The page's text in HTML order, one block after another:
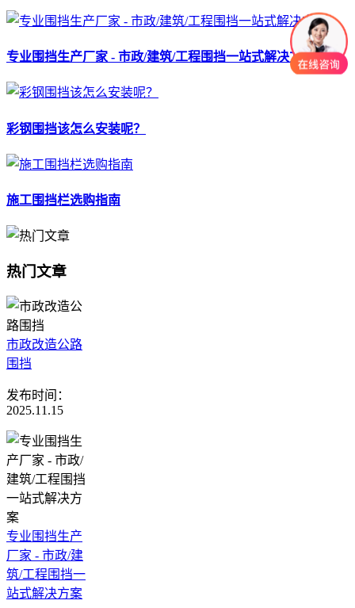
专业围挡生产厂家 - 市政/建筑/工程围挡一站式解决方案
彩钢围挡该怎么安装呢？
施工围挡栏选购指南
热门文章
市政改造公路
围挡
发布时间：
2025.11.15
专业围挡生产
厂家 - 市政/建
筑/工程围挡一
站式解决方案